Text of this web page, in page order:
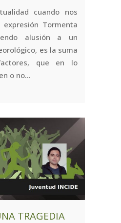
cuando nos
Tormenta
alusión a un
es la suma
que en lo
o no...
TRAGEDIA